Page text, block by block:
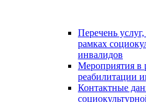
Перечень
рамках
инвалидов
Мероприятия в
реабилитации
Контактные